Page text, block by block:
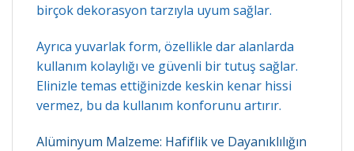
birçok dekorasyon tarzıyla uyum sağlar.
Ayrıca yuvarlak form, özellikle dar alanlarda
kullanım kolaylığı ve güvenli bir tutuş sağlar.
Elinizle temas ettiğinizde keskin kenar hissi
vermez, bu da kullanım konforunu artırır.
Alüminyum Malzeme: Hafiflik ve Dayanıklılığın